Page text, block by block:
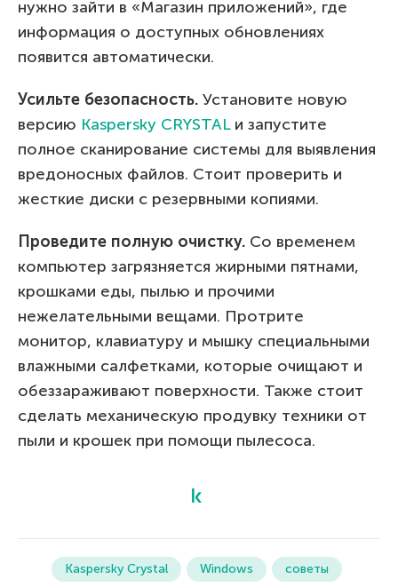
нужно зайти в «Магазин приложений», где
информация о доступных обновлениях
появится автоматически.
Усильте безопасность. Установите новую
версию Kaspersky CRYSTALи запустите
полное сканирование системы для выявления
вредоносных файлов. Стоит проверить и
жесткие диски с резервными копиями.
Проведите полную очистку. Со временем
компьютер загрязняется жирными пятнами,
крошками еды, пылью и прочими
нежелательными вещами. Протрите
монитор, клавиатуру и мышку специальными
влажными салфетками, которые очищают и
обеззараживают поверхности. Также стоит
сделать механическую продувку техники от
пыли и крошек при помощи пылесоса.
Kaspersky Crystal Windows советы